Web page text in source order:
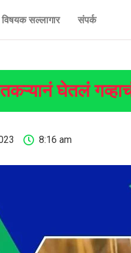
सल्लागार संपर्क
घेतलं
8:16 am